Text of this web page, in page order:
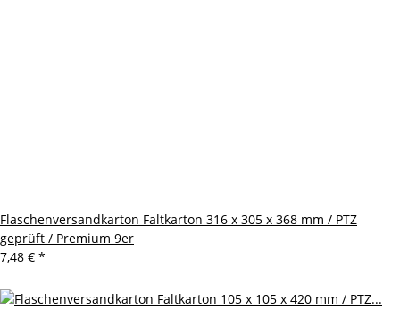
Flaschenversandkarton Faltkarton 316 x 305 x 368 mm / PTZ
geprüft / Premium 9er
7,48 € *